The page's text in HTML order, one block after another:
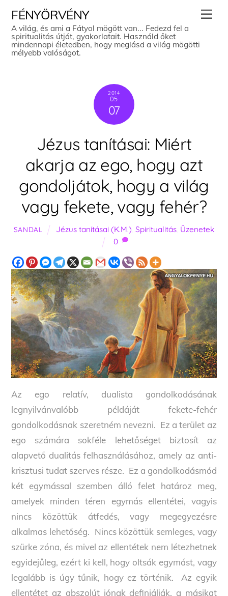
content
FÉNYÖRVÉNY
A világ, és ami a Fátyol mögött van... Fedezd fel a
spiritualitás útját, gyakorlatait. Használd őket
mindennapi életedben, hogy meglásd a világ mögötti
mélyebb valóságot.
2014
05
07
Jézus tanításai: Miért
akarja az ego, hogy azt
gondoljátok, hogy a világ
vagy fekete, vagy fehér?
SANDAL Jézus tanításai (K.M.) ,Spiritualitás Üzenetek
0
Az ego relatív, dualista gondolkodásának
legnyilvánvalóbb példáját fekete-fehér
gondolkodásnak szeretném nevezni. Ez a terület az
ego számára sokféle lehetőséget biztosít az
alapvető dualitás felhasználásához, amely az anti-
krisztusi tudat szerves része. Ez a gondolkodásmód
két egymással szemben álló felet határoz meg,
amelyek minden téren egymás ellentétei, vagyis
nincs közöttük átfedés, vagy megegyezésre
alkalmas lehetőség. Nincs közöttük semleges, vagy
szürke zóna, és mivel az ellentétek nem létezhetnek
egyidejűleg, ezért ki kell, hogy oltsák egymást, vagy
legalább is úgy tűnik, hogy ez történik. Az egyik
ellentétet az abszolút jónak definiálják, a másikat